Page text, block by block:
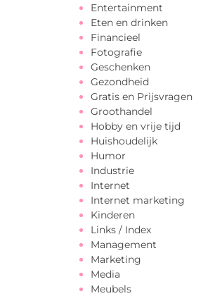
Entertainment
Eten en drinken
Financieel
Fotografie
Geschenken
Gezondheid
Gratis en Prijsvragen
Groothandel
Hobby en vrije tijd
Huishoudelijk
Humor
Industrie
Internet
Internet marketing
Kinderen
Links / Index
Management
Marketing
Media
Meubels